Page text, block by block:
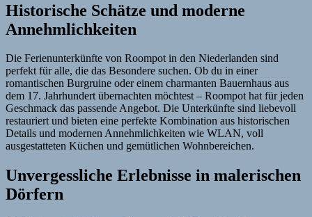
Historische Schätze und moderne
Annehmlichkeiten
Die Ferienunterkünfte von Roompot in den Niederlanden sind
perfekt für alle, die das Besondere suchen. Ob du in einer
romantischen Burgruine oder einem charmanten Bauernhaus aus
dem 17. Jahrhundert übernachten möchtest – Roompot hat für jeden
Geschmack das passende Angebot. Die Unterkünfte sind liebevoll
restauriert und bieten eine perfekte Kombination aus historischen
Details und modernen Annehmlichkeiten wie WLAN, voll
ausgestatteten Küchen und gemütlichen Wohnbereichen.
Unvergessliche Erlebnisse in malerischen
Dörfern